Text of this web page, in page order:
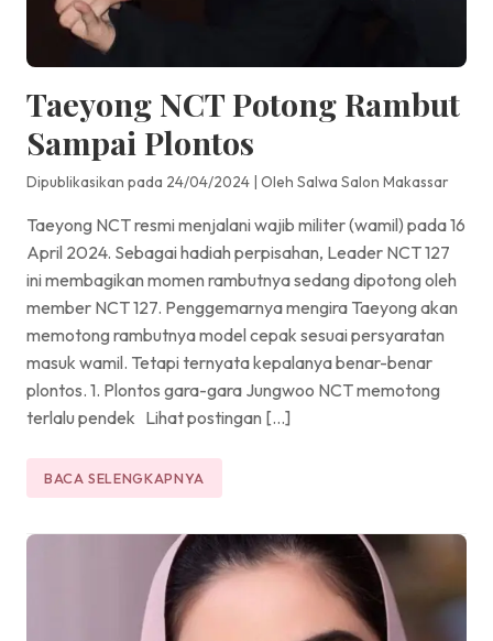
Taeyong NCT Potong Rambut
Sampai Plontos
Dipublikasikan pada 24/04/2024 | Oleh Salwa Salon Makassar
Taeyong NCT resmi menjalani wajib militer (wamil) pada 16
April 2024. Sebagai hadiah perpisahan, Leader NCT 127
ini membagikan momen rambutnya sedang dipotong oleh
member NCT 127. Penggemarnya mengira Taeyong akan
memotong rambutnya model cepak sesuai persyaratan
masuk wamil. Tetapi ternyata kepalanya benar-benar
plontos. 1. Plontos gara-gara Jungwoo NCT memotong
terlalu pendek Lihat postingan […]
BACA SELENGKAPNYA